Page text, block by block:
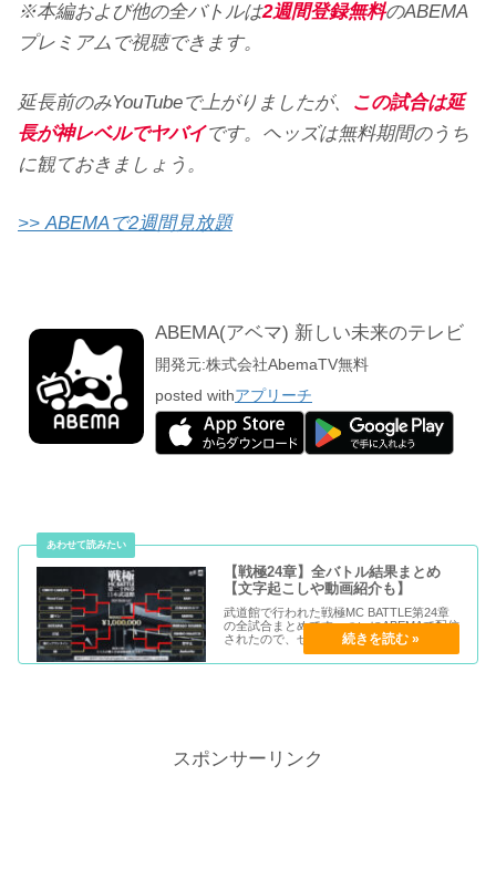
※本編および他の全バトルは2週間登録無料のABEMA
プレミアムで視聴できます。
延長前のみYouTubeで上がりましたが、
この試合は延
長が神レベルでヤバイです。ヘッズは無料期間のうち
に観ておきましょう。
>> ABEMAで2週間見放題
ABEMA(アベマ) 新しい未来のテレビ
開発元:株式会社AbemaTV無料
posted withアプリーチ
【戦極24章】全バトル結果まとめ
【文字起こしや動画紹介も】
武道館で行われた戦極MC BATTLE第24章
の全試合まとめです。ついにABEMAで配信
されたので、ぜひ視聴してみましょう。ベ
ストバウトしかありませんよ。
スポンサーリンク